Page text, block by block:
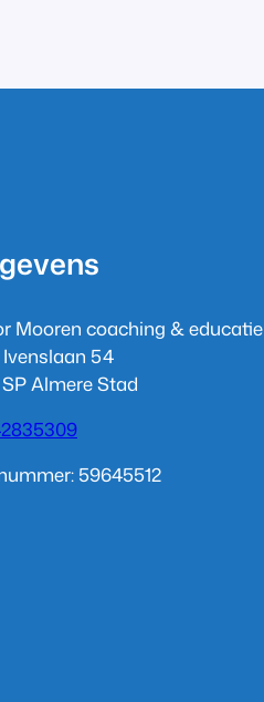
Mooren coaching & educatie
54
SP Almere Stad
59645512